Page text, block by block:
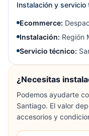
Instalación y servicio
Ecommerce:
Instalación: Región
Servicio técnico:
¿Necesitas
Podemos ayudarte
Santiago. El valor
accesorios y